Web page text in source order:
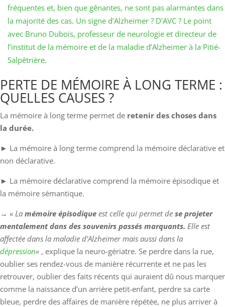
fréquentes et, bien que gênantes, ne sont pas alarmantes dans
la majorité des cas. Un signe d’Alzheimer ? D’AVC ? Le point
avec Bruno Dubois, professeur de neurologie et directeur de
l’institut de la mémoire et de la maladie d’Alzheimer à la Pitié-
Salpêtrière.
PERTE DE MÉMOIRE À LONG TERME :
QUELLES CAUSES ?
La mémoire à long terme permet de retenir des choses dans
la durée.
► La mémoire à long terme comprend la mémoire déclarative et
non déclarative.
► La mémoire déclarative comprend la mémoire épisodique et
la mémoire sémantique.
→ « La mémoire épisodique est celle qui permet de se projeter
mentalement dans des souvenirs passés marquants. Elle est
affectée dans la maladie d’Alzheimer mais aussi dans la
dépression« , explique la neuro-gériatre. Se perdre dans la rue,
oublier ses rendez-vous de manière récurrente et ne pas les
retrouver, oublier des faits récents qui auraient dû nous marquer
comme la naissance d’un arrière petit-enfant, perdre sa carte
bleue, perdre des affaires de manière répétée, ne plus arriver à